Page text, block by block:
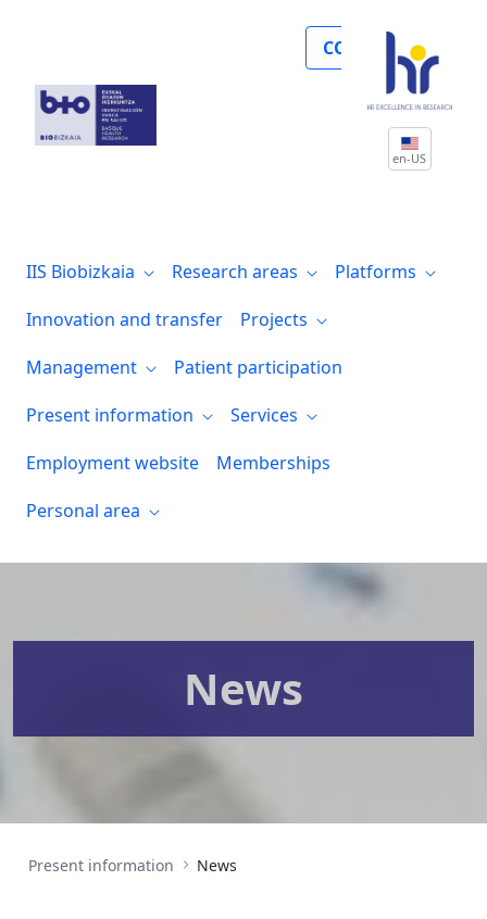
COLLABORATE
en-US
IIS Biobizkaia Research areas
Platforms
Innovation and transfer
Projects
Management
Patient participation
Present information
Services
Employment website
Memberships
Personal area
News
Present information News